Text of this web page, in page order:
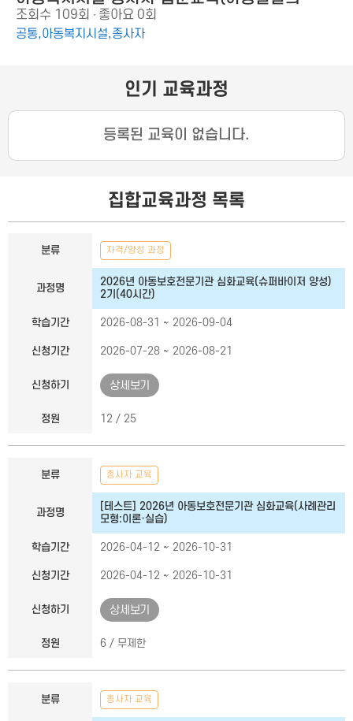
이해)
조회수 109회 좋아요 0회
공통,아동복지시설,종사자
인기 교육과정
등록된 교육이 없습니다.
집합교육과정 목록
분류 자격/양성 과정
과정명
2026년 아동보호전문기관 심화교육(슈퍼바이저 양성)
2기(40시간)
학습기간 2026-08-31 ~ 2026-09-04
신청기간 2026-07-28 ~ 2026-08-21
신청하기 상세보기
정원 12 / 25
분류 종사자 교육
과정명
[테스트] 2026년 아동보호전문기관 심화교육(사례관리
모형:이론·실습)
학습기간 2026-04-12 ~ 2026-10-31
신청기간 2026-04-12 ~ 2026-10-31
신청하기 상세보기
정원 6 / 무제한
분류 종사자 교육